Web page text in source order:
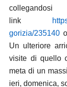
link
gorizia/235140
Un ulteriore
visite di quello
meta di un
ieri, domenica,